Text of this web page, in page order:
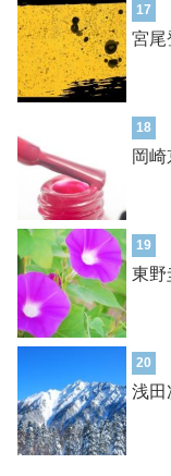
17
宮尾
18
岡崎
19
東野
20
浅田